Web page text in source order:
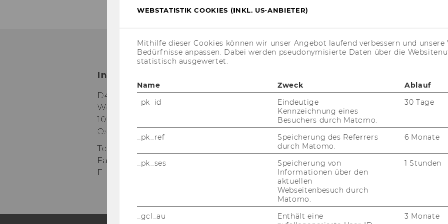
Institut für Wirtschafts- und Sozialgeschichte
D4 / 3. Stock
Welthandelsplatz 1
1020
Österreich
Tel:
Fax
+43-1-31336-904166 / +43-1-31336-904775
E-Mail:
WEBSTATISTIK COOKIES (INKL. US-ANBIETER)
Mithilfe dieser Cookies können wir unser Angebot laufend verbessern und unsere
Bedürfnisse anpassen. Dabei werden pseudonymisierte Daten über die
statistisch ausgewertet.
Name Zweck Ablauf
_pk_id
Eindeutige
Kennzeichnung eines
Besuchers durch Matomo.
30 Tage
_pk_ref
Speicherung des Referrers
durch Matomo.
6 Monate
_pk_ses
Speicherung von
Informationen über den
aktuellen
Webseitenbesuch durch
Matomo.
1 Stunden
_gcl_au
Enthält eine
3 Monate